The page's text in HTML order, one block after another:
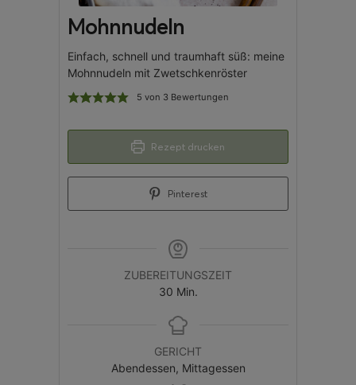
Mohnnudeln
Einfach, schnell und traumhaft süß: meine
Mohnnudeln mit Zwetschkenröster
5 von 3 Bewertungen
Rezept drucken
Pinterest
ZUBEREITUNGSZEIT
30 Min.
GERICHT
Abendessen, Mittagessen